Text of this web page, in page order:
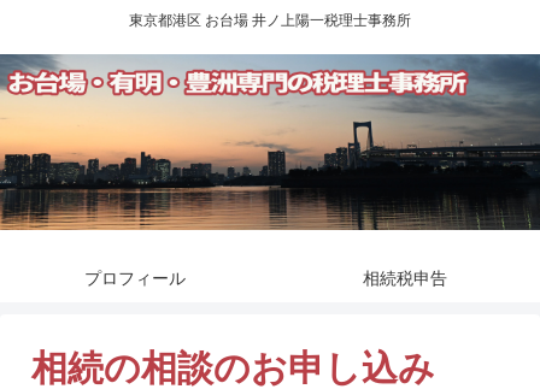
東京都港区 お台場 井ノ上陽一税理士事務所
プロフィール 相続税申告
相続の相談のお申し込み